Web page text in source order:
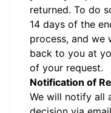
returned. To do
14 days of the
process, and we
back to you at
of your request.
Notification of
We will notify all